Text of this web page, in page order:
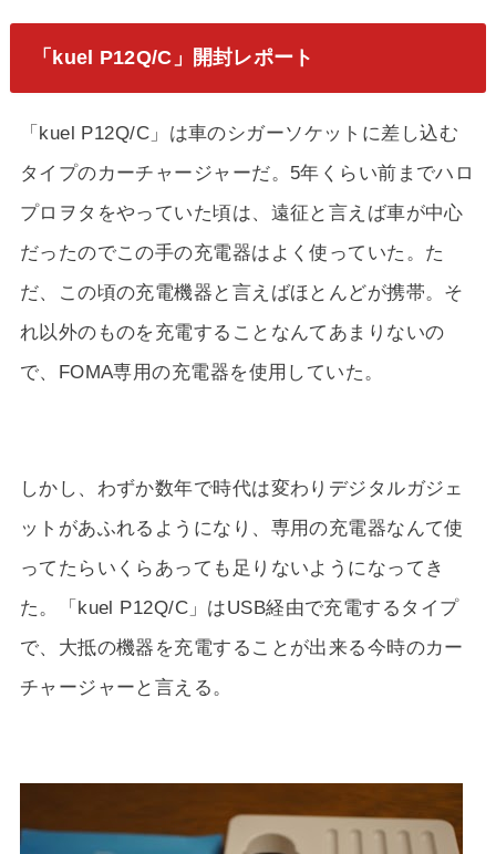
「kuel P12Q/C」開封レポート
「kuel P12Q/C」は車のシガーソケットに差し込む
タイプのカーチャージャーだ。5年くらい前までハロ
プロヲタをやっていた頃は、遠征と言えば車が中心
だったのでこの手の充電器はよく使っていた。た
だ、この頃の充電機器と言えばほとんどが携帯。そ
れ以外のものを充電することなんてあまりないの
で、FOMA専用の充電器を使用していた。
しかし、わずか数年で時代は変わりデジタルガジェ
ットがあふれるようになり、専用の充電器なんて使
ってたらいくらあっても足りないようになってき
た。「kuel P12Q/C」はUSB経由で充電するタイプ
で、大抵の機器を充電することが出来る今時のカー
チャージャーと言える。